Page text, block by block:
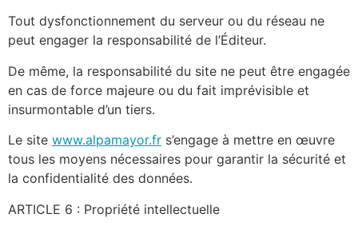
Tout dysfonctionnement du serveur ou du réseau ne
peut engager la responsabilité de l’Éditeur.
De même, la responsabilité du site ne peut être engagée
en cas de force majeure ou du fait imprévisible et
insurmontable d’un tiers.
Le site www.alpamayor.fr s’engage à mettre en œuvre
tous les moyens nécessaires pour garantir la sécurité et
la confidentialité des données.
ARTICLE 6 : Propriété intellectuelle